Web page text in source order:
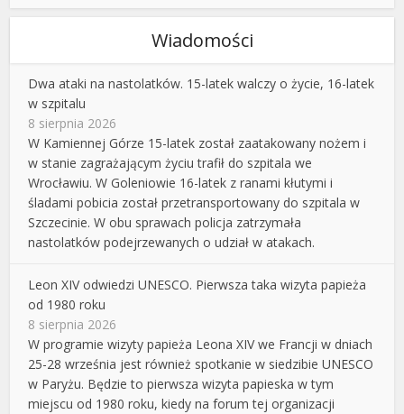
Wiadomości
Dwa ataki na nastolatków. 15-latek walczy o życie, 16-latek
w szpitalu
8 sierpnia 2026
W Kamiennej Górze 15-latek został zaatakowany nożem i
w stanie zagrażającym życiu trafił do szpitala we
Wrocławiu. W Goleniowie 16-latek z ranami kłutymi i
śladami pobicia został przetransportowany do szpitala w
Szczecinie. W obu sprawach policja zatrzymała
nastolatków podejrzewanych o udział w atakach.
Leon XIV odwiedzi UNESCO. Pierwsza taka wizyta papieża
od 1980 roku
8 sierpnia 2026
W programie wizyty papieża Leona XIV we Francji w dniach
25-28 września jest również spotkanie w siedzibie UNESCO
w Paryżu. Będzie to pierwsza wizyta papieska w tym
miejscu od 1980 roku, kiedy na forum tej organizacji